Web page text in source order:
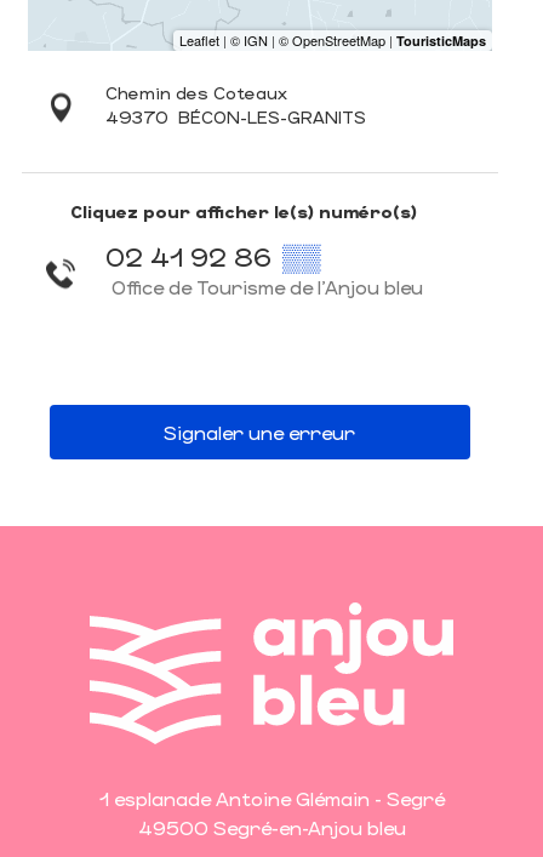
Chemin des Coteaux
49370 BÉCON-LES-GRANITS
Cliquez pour afficher le(s) numéro(s)
02 41 92 86 ▒▒
Office de Tourisme de l'Anjou bleu
Signaler une erreur
1 esplanade Antoine Glémain - Segré
49500 Segré-en-Anjou bleu